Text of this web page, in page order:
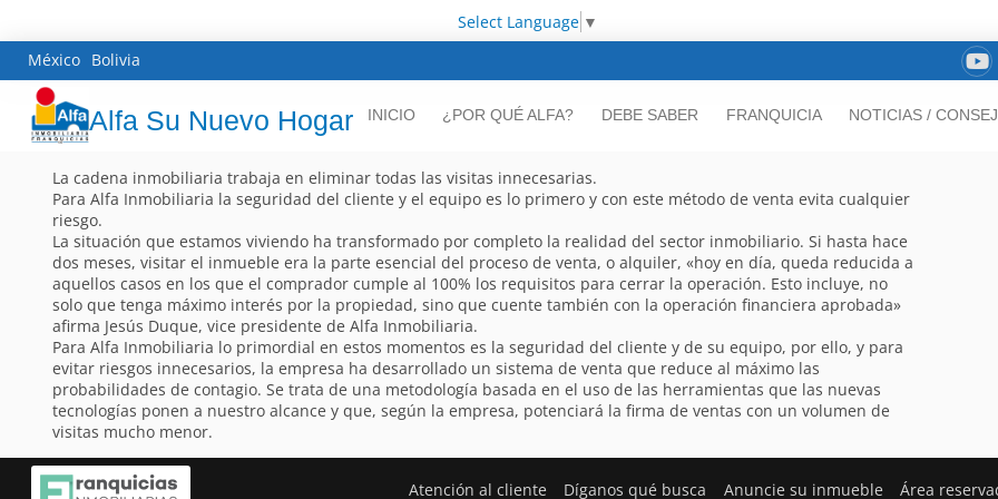
Select Language ▼
México Bolivia
Alfa Su Nuevo Hogar INICIO ¿POR QUÉ ALFA? DEBE SABER FRANQUICIA NOTICIAS /
La cadena inmobiliaria trabaja en eliminar todas las visitas innecesarias.
Para Alfa Inmobiliaria la seguridad del cliente y el equipo es lo primero y con este método de venta evita cualquier
riesgo.
La situación que estamos viviendo ha transformado por completo la realidad del sector inmobiliario. Si hasta hace
dos meses, visitar el inmueble era la parte esencial del proceso de venta, o alquiler, «hoy en día, queda reducida a
aquellos casos en los que el comprador cumple al 100% los requisitos para cerrar la operación. Esto incluye, no
solo que tenga máximo interés por la propiedad, sino que cuente también con la operación financiera aprobada»
afirma Jesús Duque, vice presidente de Alfa Inmobiliaria.
Para Alfa Inmobiliaria lo primordial en estos momentos es la seguridad del cliente y de su equipo, por ello, y para
evitar riesgos innecesarios, la empresa ha desarrollado un sistema de venta que reduce al máximo las
probabilidades de contagio. Se trata de una metodología basada en el uso de las herramientas que las nuevas
tecnologías ponen a nuestro alcance y que, según la empresa, potenciará la firma de ventas con un volumen de
visitas mucho menor.
Atención al cliente Díganos qué busca Anuncie su inmueble Área